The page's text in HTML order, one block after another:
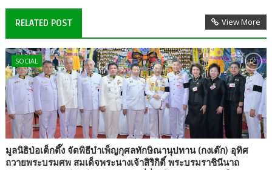
RELATED POST View More
SOCIAL
มูลนิธิป่อเต็กตึ๊ง จัดพิธีบำเพ็ญกุศลทักษิณานุปทาน (กงเต๊ก) อุทิศ
ถวายพระบรมศพ สมเด็จพระนางเจ้าสิริกิติ์ พระบรมราชินีนาถ